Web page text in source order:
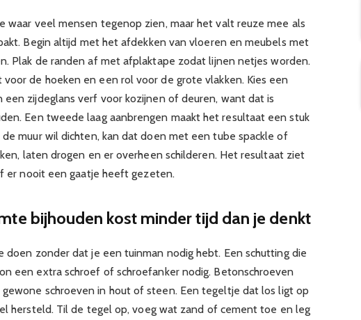
waar veel mensen tegenop zien, maar het valt reuze mee als
Begin altijd met het afdekken van vloeren en meubels met
Plak de randen af met afplaktape zodat lijnen netjes worden.
voor de hoeken en een rol voor de grote vlakken. Kies een
zijdeglans verf voor kozijnen of deuren, want dat is
Een tweede laag aanbrengen maakt het resultaat een stuk
muur wil dichten, kan dat doen met een tube spackle of
laten drogen en er overheen schilderen. Het resultaat ziet
er nooit een gaatje heeft gezeten.
bijhouden kost minder tijd dan je denkt
doen zonder dat je een tuinman nodig hebt. Een schutting die
een extra schroef of schroefanker nodig. Betonschroeven
schroeven in hout of steen. Een tegeltje dat los ligt op
hersteld. Til de tegel op, voeg wat zand of cement toe en leg